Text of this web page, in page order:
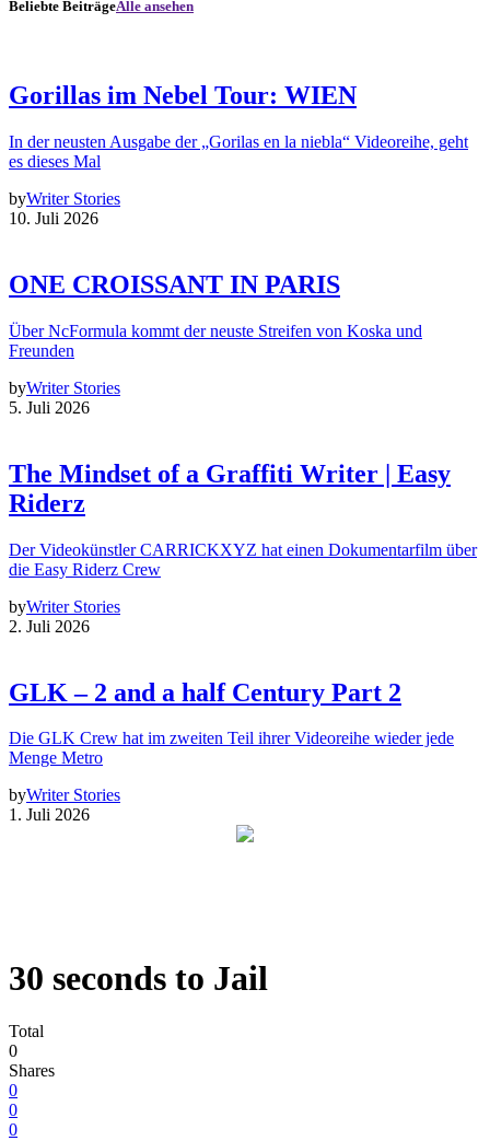
Beliebte BeiträgeAlle ansehen
Gorillas im Nebel Tour: WIEN
In der neusten Ausgabe der „Gorilas en la niebla“ Videoreihe, geht
es dieses Mal
byWriter Stories
10. Juli 2026
ONE CROISSANT IN PARIS
Über NcFormula kommt der neuste Streifen von Koska und
Freunden
byWriter Stories
5. Juli 2026
The Mindset of a Graffiti Writer | Easy
Riderz
Der Videokünstler CARRICKXYZ hat einen Dokumentarfilm über
die Easy Riderz Crew
byWriter Stories
2. Juli 2026
GLK – 2 and a half Century Part 2
Die GLK Crew hat im zweiten Teil ihrer Videoreihe wieder jede
Menge Metro
byWriter Stories
1. Juli 2026
30 seconds to Jail
Total
0
Shares
0
0
0